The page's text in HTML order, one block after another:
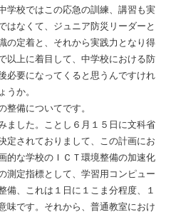
学校ではこの応急の訓練、講習も実
はなくて、ジュニア防災リーダーと
の定着と、それから実践力となり得
以上に着目して、中学校における防
必要になってくると思うんですけれ
うか。
備についてです。
ました。ことし６月１５日に文科省
定されておりまして、この計画にお
的な学校のＩＣＴ環境整備の加速化
測定指標として、学習用コンピュー
備、これは１日に１こま分程度、１
味です。それから、普通教室におけ